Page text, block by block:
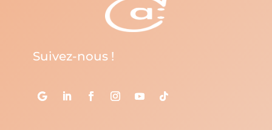
Suivez-nous !